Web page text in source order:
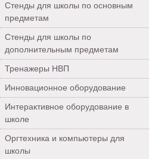
Стенды для школы по основным
предметам
Стенды для школы по
дополнительным предметам
Тренажеры НВП
Инновационное оборудование
Интерактивное оборудование в
школе
Оргтехника и компьютеры для
школы